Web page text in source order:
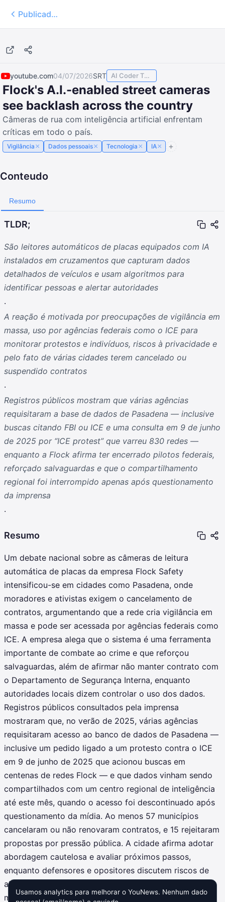
Publicados
youtube.com04/07/2026SRT AI Coder TODAY
Flock's A.I.-enabled street cameras
see backlash across the country
Câmeras de rua com inteligência artificial enfrentam
críticas em todo o país.
Vigilância × Dados pessoais× Tecnologia × IA×
Conteudo
Resumo
TLDR;
São leitores automáticos de placas equipados com IA
instalados em cruzamentos que capturam dados
detalhados de veículos e usam algoritmos para
identificar pessoas e alertar autoridades
.
A reação é motivada por preocupações de vigilância em
massa, uso por agências federais como o ICE para
monitorar protestos e indivíduos, riscos à privacidade e
pelo fato de várias cidades terem cancelado ou
suspendido contratos
.
Registros públicos mostram que várias agências
requisitaram a base de dados de Pasadena — inclusive
buscas citando FBI ou ICE e uma consulta em 9 de junho
de 2025 por “ICE protest” que varreu 830 redes —
enquanto a Flock afirma ter encerrado pilotos federais,
reforçado salvaguardas e que o compartilhamento
regional foi interrompido apenas após questionamento
da imprensa
.
Resumo
Um debate nacional sobre as câmeras de leitura
automática de placas da empresa Flock Safety
intensificou-se em cidades como Pasadena, onde
moradores e ativistas exigem o cancelamento de
contratos, argumentando que a rede cria vigilância em
massa e pode ser acessada por agências federais como
ICE. A empresa alega que o sistema é uma ferramenta
importante de combate ao crime e que reforçou
salvaguardas, além de afirmar não manter contrato com
o Departamento de Segurança Interna, enquanto
autoridades locais dizem controlar o uso dos dados.
Registros públicos consultados pela imprensa
mostraram que, no verão de 2025, várias agências
requisitaram acesso ao banco de dados de Pasadena —
inclusive um pedido ligado a um protesto contra o ICE
em 9 de junho de 2025 que acionou buscas em
centenas de redes Flock — e que dados vinham sendo
compartilhados com um centro regional de inteligência
até este mês, quando o acesso foi descontinuado após
questionamento da mídia. Ao menos 57 municípios
cancelaram ou não renovaram contratos, e 15 rejeitaram
propostas por pressão pública. A cidade afirma adotar
abordagem cautelosa e avaliar próximos passos,
enquanto defensores e opositores discutem riscos de
abusos, vazamentos e condenações errôneas e exigem
maior transparência imediata agora.
Usamos analytics para melhorar o YouNews. Nenhum dado